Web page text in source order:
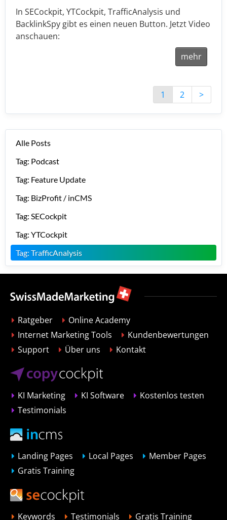
In SECockpit, YTCockpit, TrafficAnalysis und
BacklinkSpy gibt es einen neuen Button. Jetzt Video
anschauen:
mehr
1 2 >
Alle Posts
Tag: Podcast
Tag: Feature Update
Tag: BizProfit / inCMS
Tag: SECockpit
Tag: YTCockpit
Tag: TrafficAnalysis
Ratgeber
Online Academy
Internet Marketing Tools
Kundenbewertungen
Support
Über uns Kontakt
KI Marketing KI Software
Kostenlos testen
Testimonials
Landing Pages Local Pages
Member Pages
Gratis Training
Keywords Testimonials Gratis Training